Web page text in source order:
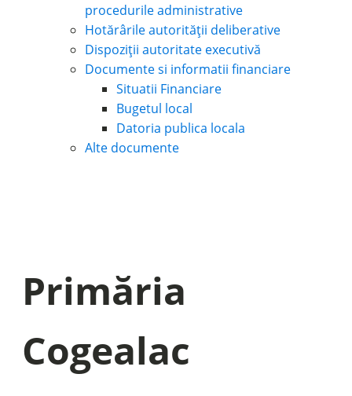
procedurile administrative
Hotărârile autorității deliberative
Dispoziții autoritate executivă
Documente si informatii financiare
Situatii Financiare
Bugetul local
Datoria publica locala
Alte documente
Primăria
Cogealac